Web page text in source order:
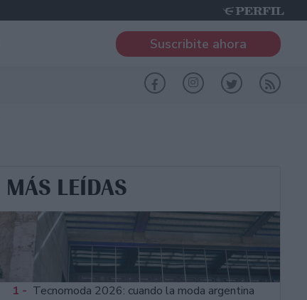
Suscribite ahora
MÁS LEÍDAS
1 - Tecnomoda 2026: cuando la moda argentina